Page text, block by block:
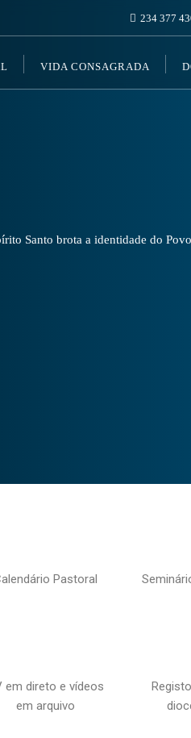
234 377
VIDA CONSAGRADA
Santo brota a identidade do
Pastoral
em direto e vídeos
em arquivo